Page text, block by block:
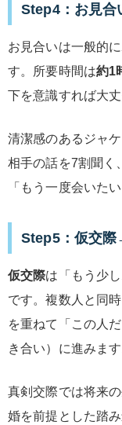
Step4：お見合
お見合いは一般的
す。所要時間は約1
下を意識すれば大丈
清潔感のあるジャ
相手の話を7割聞く
「もう一度会いた
Step5：仮交際
仮交際は「もう少
です。複数人と同
を重ねて「この人
き合い）に進みます
真剣交際では将来
婚を前提とした踏